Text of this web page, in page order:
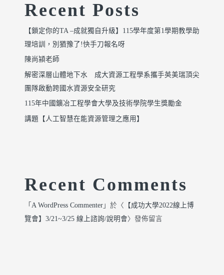
Recent Posts
【鎖定你的TA –成就獨自升級】115學年度第1學期教學助
理培訓，別猶豫了!快手刀報名呀
陳尚潁老師
解密深層山體地下水 成大資源工程學系攜手英美瑞頂尖
團隊啟動跨國水資源安全研究
115年中國鑛冶工程學會大學及技術學院學生獎勵金
講題【人工智慧在能資源管理之應用】
Recent Comments
「 A WordPress Commenter」於〈 【成功大學2022線上博
覽會】3/21~3/25 線上諮詢/說明會〉發佈留言